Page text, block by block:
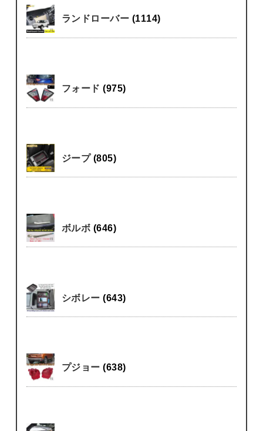
ランドローバー (1114)
フォード(975)
ジープ (805)
ボルボ (646)
シボレー(643)
プジョー(638)